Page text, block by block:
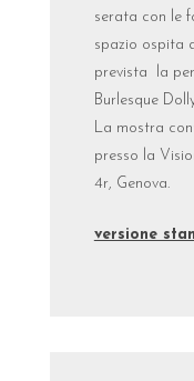
serata con le
spazio ospita
prevista la
Burlesque
La mostra
presso la
4r, Genova.
versione